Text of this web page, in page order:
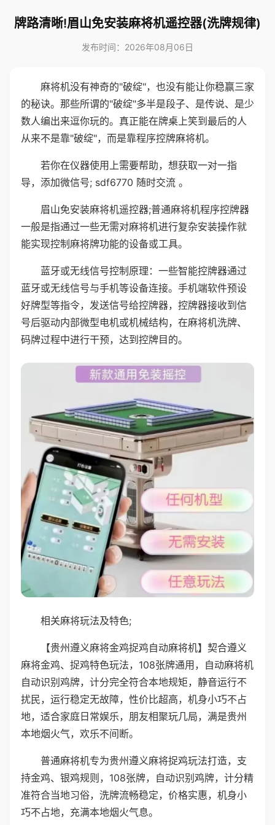
牌路清晰!眉山免安装麻将机遥控器(洗牌规律)
发布时间：2026年08月06日
麻将机没有神奇的"破绽"，也没有能让你稳赢三家
的秘诀。那些所谓的"破绽"多半是段子、是传说、是少
数人编出来逗你玩的。真正能在牌桌上笑到最后的人
从来不是靠"破绽"，而是靠程序控牌麻将机。
若你在仪器使用上需要帮助，想获取一对一指
导，添加微信号; sdf6770 随时交流 。
眉山免安装麻将机遥控器;普通麻将机程序控牌器
一般是指通过一些无需对麻将机进行复杂安装操作就
能实现控制麻将牌功能的设备或工具。
蓝牙或无线信号控制原理：一些智能控牌器通过
蓝牙或无线信号与手机等设备连接。手机端软件预设
好牌型等指令，发送信号给控牌器，控牌器接收到信
号后驱动内部微型电机或机械结构，在麻将机洗牌、
码牌过程中进行干预，达到控牌目的。
相关麻将玩法及特色;
【贵州遵义麻将金鸡捉鸡自动麻将机】契合遵义
麻将金鸡、捉鸡特色玩法，108张牌通用，自动麻将机
自动识别鸡牌，计分完全符合本地规矩，静音运行不
扰民，运行稳定无故障，性价比超高，机身小巧不占
地，适合家庭日常娱乐，朋友相聚玩几局，满是贵州
本地烟火气，欢乐不间断。
普通麻将机专为贵州遵义麻将捉鸡玩法打造，支
持金鸡、银鸡规则，108张牌，自动识别鸡牌，计分精
准符合当地习俗，洗牌流畅稳定，价格实惠，机身小
巧不占地，充满本地烟火气息。